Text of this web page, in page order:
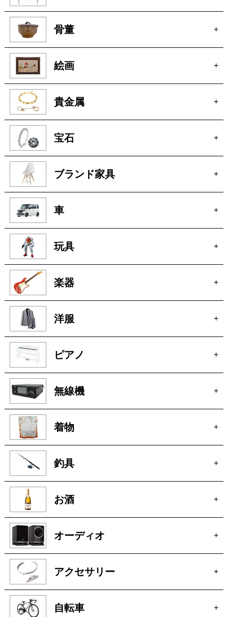
骨董 +
絵画 +
貴金属 +
宝石 +
ブランド家具 +
車 +
玩具 +
楽器 +
洋服 +
ピアノ +
無線機 +
着物 +
釣具 +
お酒 +
オーディオ +
アクセサリー +
自転車 +